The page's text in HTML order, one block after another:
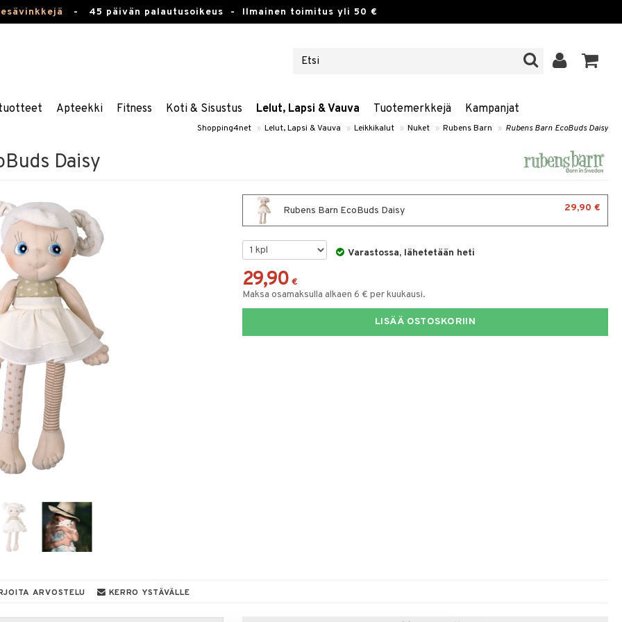
- 45 päivän palautusoikeus - Ilmainen toimitus yli 50 €
Apteekki Fitness Koti & Sisustus Lelut, Lapsi & Vauva Tuotemerkkejä Kampanjat
Shopping4net » Lelut, Lapsi & Vauva » Leikkikalut » Nuket » Rubens Barn » Rubens Barn EcoBuds Daisy
Daisy
Rubens Barn EcoBuds Daisy 29,90 €
Varastossa, lähetetään heti
29,90 €
Maksa osamaksulla alkaen 6 € per kuukausi.
LISÄÄ OSTOSKORIIN
ARVOSTELU KERRO YSTÄVÄLLE